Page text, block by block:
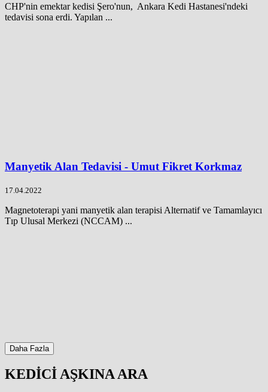
CHP'nin emektar kedisi Şero'nun, Ankara Kedi Hastanesi'ndeki
tedavisi sona erdi. Yapılan ...
Manyetik Alan Tedavisi - Umut Fikret Korkmaz
17.04.2022
Magnetoterapi yani manyetik alan terapisi Alternatif ve Tamamlayıcı
Tıp Ulusal Merkezi (NCCAM) ...
Daha Fazla
KEDİCİ AŞKINA ARA